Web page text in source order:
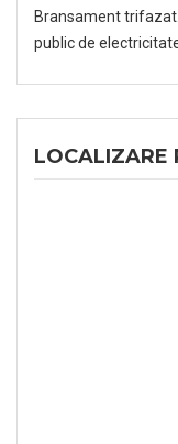
Bransament
public de
LOCALIZARE